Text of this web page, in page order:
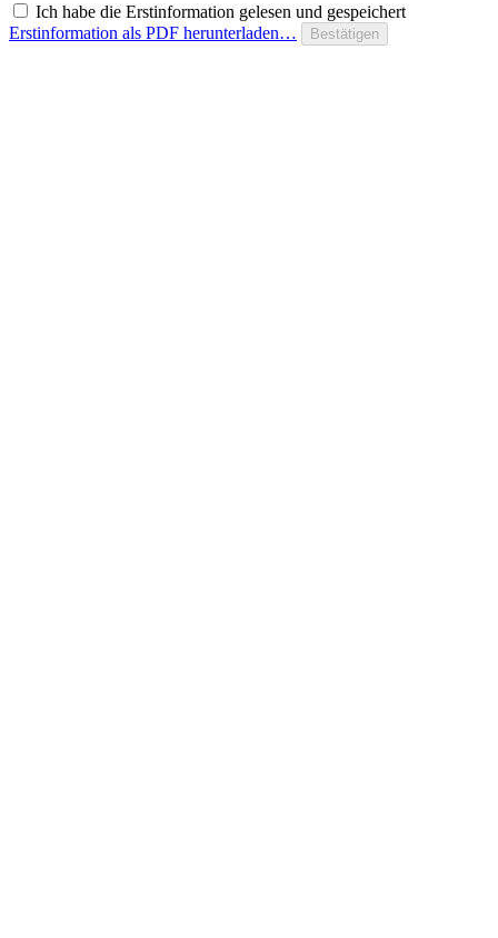
Ich habe die Erstinformation gelesen und gespeichert
Erstinformation als PDF herunterladen…
Bestätigen